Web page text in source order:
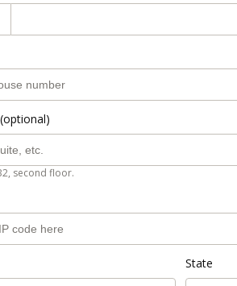
second floor.
State